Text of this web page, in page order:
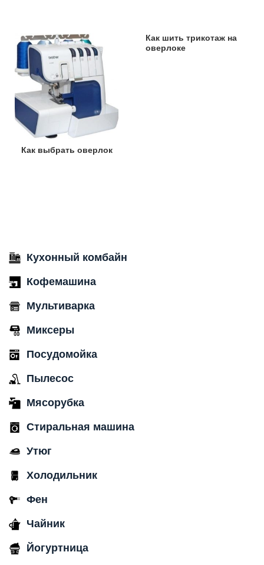
Как выбрать оверлок
Как шить трикотаж на
оверлоке
Кухонный комбайн
Кофемашина
Мультиварка
Миксеры
Посудомойка
Пылесос
Мясорубка
Стиральная машина
Утюг
Холодильник
Фен
Чайник
Йогуртница